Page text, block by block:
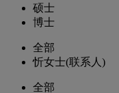
硕士
博士
全部
忻女士(联系人)
全部